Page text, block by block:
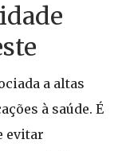
a altas
à saúde. É
evitar